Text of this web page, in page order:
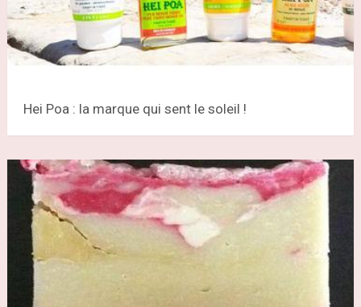
Hei Poa : la marque qui sent le soleil !